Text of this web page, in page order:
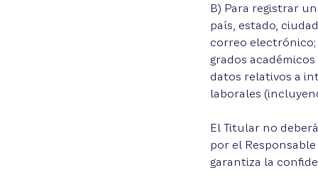
B) Para registrar
país, estado,
correo electrónico;
grados
datos relativos a
laborales
El Titular no
por el
garantiza la